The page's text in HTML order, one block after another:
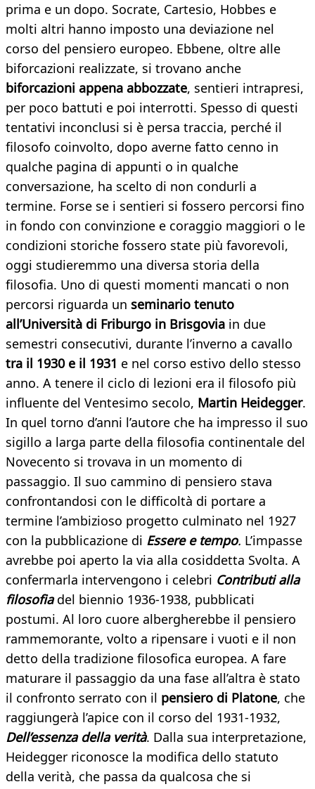
prima e un dopo. Socrate, Cartesio, Hobbes e
molti altri hanno imposto una deviazione nel
corso del pensiero europeo. Ebbene, oltre alle
biforcazioni realizzate, si trovano anche
biforcazioni appena abbozzate, sentieri intrapresi,
per poco battuti e poi interrotti. Spesso di questi
tentativi inconclusi si è persa traccia, perché il
filosofo coinvolto, dopo averne fatto cenno in
qualche pagina di appunti o in qualche
conversazione, ha scelto di non condurli a
termine. Forse se i sentieri si fossero percorsi fino
in fondo con convinzione e coraggio maggiori o le
condizioni storiche fossero state più favorevoli,
oggi studieremmo una diversa storia della
filosofia. Uno di questi momenti mancati o non
percorsi riguarda un seminario tenuto
all’Università di Friburgo in Brisgovia in due
semestri consecutivi, durante l’inverno a cavallo
tra il 1930 e il 1931 e nel corso estivo dello stesso
anno. A tenere il ciclo di lezioni era il filosofo più
influente del Ventesimo secolo, Martin Heidegger.
In quel torno d’anni l’autore che ha impresso il suo
sigillo a larga parte della filosofia continentale del
Novecento si trovava in un momento di
passaggio. Il suo cammino di pensiero stava
confrontandosi con le difficoltà di portare a
termine l’ambizioso progetto culminato nel 1927
con la pubblicazione di Essere e tempo. L’impasse
avrebbe poi aperto la via alla cosiddetta Svolta. A
confermarla intervengono i celebri Contributi alla
filosofiadel biennio 1936-1938, pubblicati
postumi. Al loro cuore albergherebbe il pensiero
rammemorante, volto a ripensare i vuoti e il non
detto della tradizione filosofica europea. A fare
maturare il passaggio da una fase all’altra è stato
il confronto serrato con il pensiero di Platone, che
raggiungerà l’apice con il corso del 1931-1932,
Dell’essenza della verità. Dalla sua interpretazione,
Heidegger riconosce la modifica dello statuto
della verità, che passa da qualcosa che si